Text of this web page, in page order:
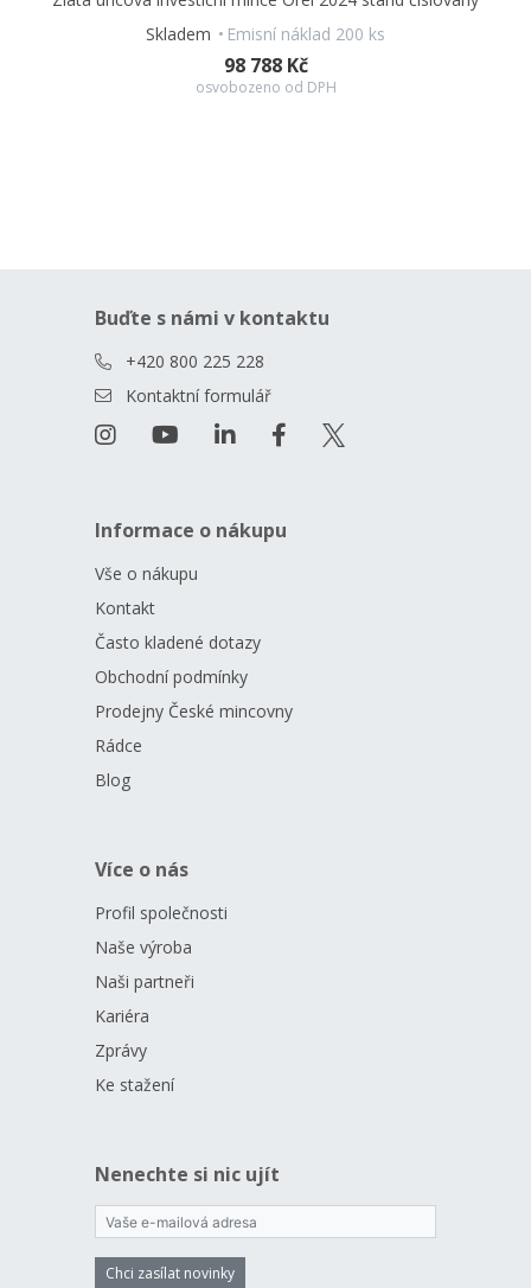
Skladem
Emisní náklad 200 ks
98 788 Kč
osvobozeno od DPH
Buďte s námi v kontaktu
+420 800 225 228
Kontaktní formulář
Informace o nákupu
Vše o nákupu
Kontakt
Často kladené dotazy
Obchodní podmínky
Prodejny České mincovny
Rádce
Blog
Více o nás
Profil společnosti
Naše výroba
Naši partneři
Kariéra
Zprávy
Ke stažení
Nenechte si nic ujít
Chci zasílat novinky